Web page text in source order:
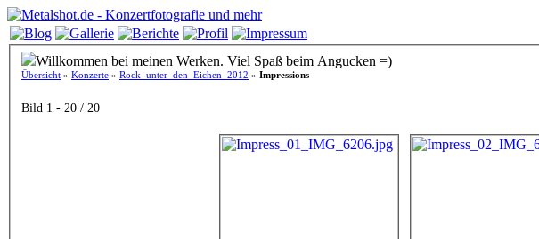
Willkommen bei meinen Werken. Viel Spaß beim Angucken =)
Übersicht » Konzerte » Rock_unter_den_Eichen_2012 » Impressions
Bild 1 - 20 / 20